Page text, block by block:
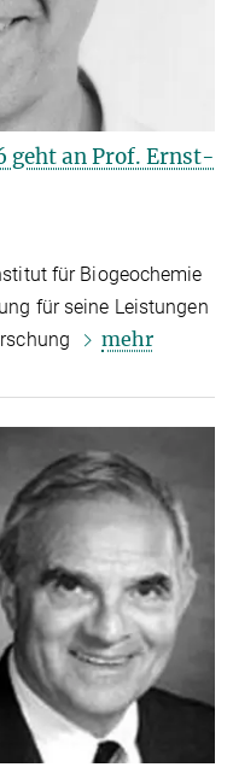
geht an Prof. Ernst-
für Biogeochemie
für seine Leistungen
mehr